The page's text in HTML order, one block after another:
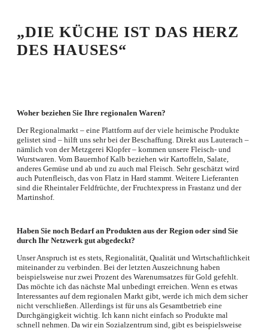
„DIE KÜCHE IST DAS HERZ
DES HAUSES“
Woher beziehen Sie Ihre regionalen Waren?
Der Regionalmarkt – eine Plattform auf der viele heimische Produkte
gelistet sind – hilft uns sehr bei der Beschaffung. Direkt aus Lauterach –
nämlich von der Metzgerei Klopfer – kommen unsere Fleisch- und
Wurstwaren. Vom Bauernhof Kalb beziehen wir Kartoffeln, Salate,
anderes Gemüse und ab und zu auch mal Fleisch. Sehr geschätzt wird
auch Putenfleisch, das von Flatz in Hard stammt. Weitere Lieferanten
sind die Rheintaler Feldfrüchte, der Fruchtexpress in Frastanz und der
Martinshof.
Haben Sie noch Bedarf an Produkten aus der Region oder sind Sie
durch Ihr Netzwerk gut abgedeckt?
Unser Anspruch ist es stets, Regionalität, Qualität und Wirtschaftlichkeit
miteinander zu verbinden. Bei der letzten Auszeichnung haben
beispielsweise nur zwei Prozent des Warenumsatzes für Gold gefehlt.
Das möchte ich das nächste Mal unbedingt erreichen. Wenn es etwas
Interessantes auf dem regionalen Markt gibt, werde ich mich dem sicher
nicht verschließen. Allerdings ist für uns als Gesamtbetrieb eine
Durchgängigkeit wichtig. Ich kann nicht einfach so Produkte mal
schnell nehmen. Da wir ein Sozialzentrum sind, gibt es beispielsweise